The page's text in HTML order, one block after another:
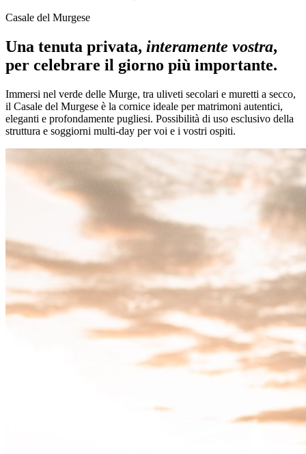
Casale del Murgese
Una tenuta privata, interamente vostra,
per celebrare il giorno più importante.
Immersi nel verde delle Murge, tra uliveti secolari e muretti a secco,
il Casale del Murgese è la cornice ideale per matrimoni autentici,
eleganti e profondamente pugliesi. Possibilità di uso esclusivo della
struttura e soggiorni multi-day per voi e i vostri ospiti.